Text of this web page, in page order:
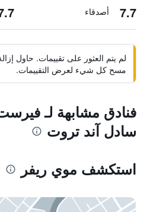
7.7 أصدقاء
لم يتم العثور على تقييمات. حاول
مسح كل شيء لعرض التقييمات.
فنادق مشابهة لـ
سادل آند تروت
استكشف موي ريفر